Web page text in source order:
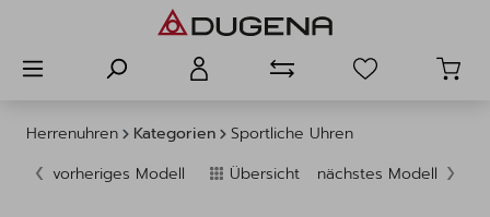
Herrenuhren Kategorien
Sportliche Uhren
vorheriges Modell
Übersicht nächstes Modell